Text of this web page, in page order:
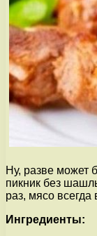
Ну, разве может
пикник без
раз, мясо
Ингредиенты: